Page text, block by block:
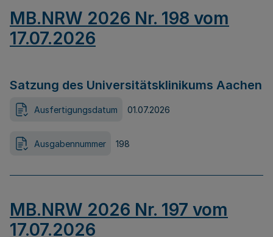
MB.NRW 2026 Nr. 198 vom
17.07.2026
Satzung des Universitätsklinikums Aachen
Ausfertigungsdatum 01.07.2026
Ausgabennummer 198
MB.NRW 2026 Nr. 197 vom
17.07.2026